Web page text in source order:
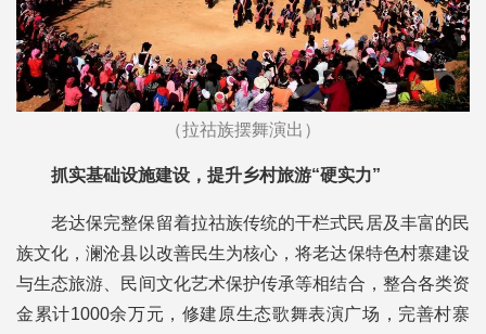
（拉祜族摆舞演出）
抓实基础设施建设，提升乡村旅游“硬实力”
老达保完整保留着拉祜族传统的干栏式民居及丰富的民
族文化，澜沧县以改善民生为核心，将老达保特色村寨建设
与生态旅游、民间文化艺术保护传承等相结合，整合各类资
金累计1000余万元，修建原生态歌舞表演广场，完善村寨